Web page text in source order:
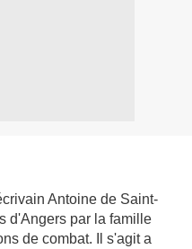
Antoine de Saint-
d'Angers par la famille
de combat. Il s'agit a